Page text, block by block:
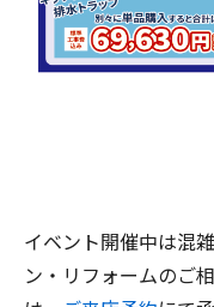
イベント開催中は混
ン・リフォームのご